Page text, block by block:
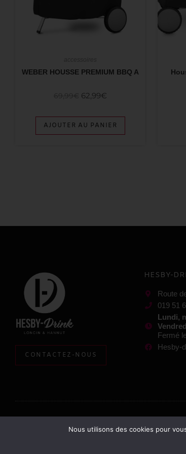
WEBER HOUSSE PREMIUM BBQ A
62,99€
AJOUTER AU PANIER
CONTACTEZ-NOUS
HESBY-
Route
019 51
Lundi,
Fermé
Hesby-
Nous utilisons des cookies pour